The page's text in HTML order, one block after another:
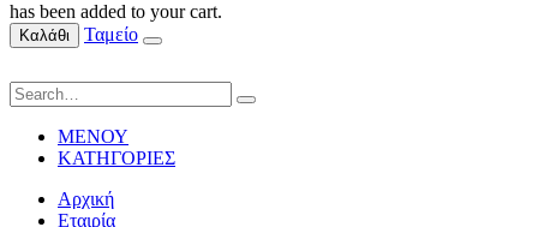
has been added to your cart.
Καλάθι Ταμείο
ΜΕΝΟΥ
ΚΑΤΗΓΟΡΙΕΣ
Αρχική
Εταιρία